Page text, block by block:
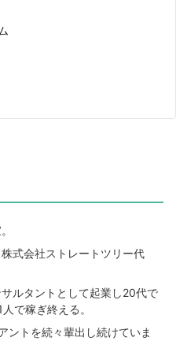
式会社ストレートツリー代
ルタントとして起業し20代で
で稼ぎ終える。
ントを続々輩出し続けていま